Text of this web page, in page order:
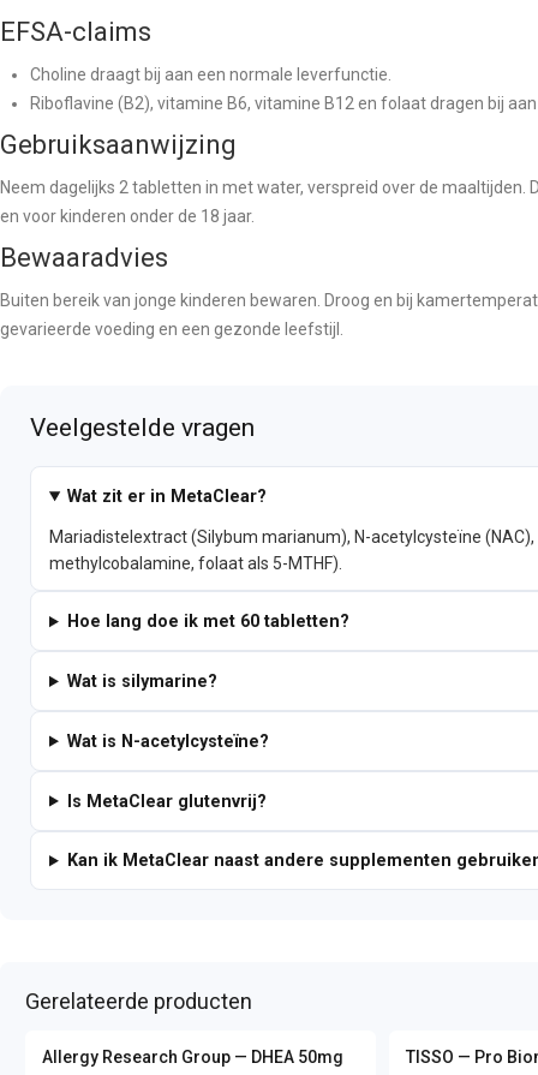
EFSA-claims
Choline draagt bij aan een normale leverfunctie.
Riboflavine (B2), vitamine B6, vitamine B12 en folaat dragen bij
Gebruiksaanwijzing
Neem dagelijks 2 tabletten in met water, verspreid over de
en voor kinderen onder de 18 jaar.
Bewaaradvies
Buiten bereik van jonge kinderen bewaren. Droog en bij
gevarieerde voeding en een gezonde leefstijl.
Veelgestelde vragen
Wat zit er in MetaClear?
Mariadistelextract (Silybum marianum), N-acetylcysteïne
methylcobalamine, folaat als 5-MTHF).
Hoe lang doe ik met 60 tabletten?
Wat is silymarine?
Wat is N-acetylcysteïne?
Is MetaClear glutenvrij?
Kan ik MetaClear naast andere supplementen
Gerelateerde producten
Allergy Research Group — DHEA 50mg
TISSO — Pro